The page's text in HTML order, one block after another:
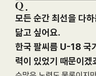
모든 순간 최선을 다
닮고 싶어요.
한국 팔씨름 U-18 국
력이 있었기 때문이겠